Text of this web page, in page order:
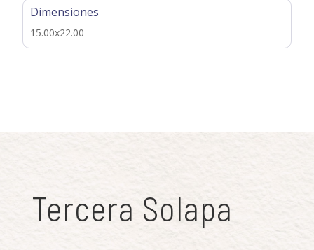
Dimensiones
15.00x22.00
Tercera Solapa